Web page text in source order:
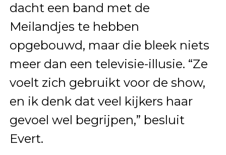
dacht een band met de
Meilandjes te hebben
opgebouwd, maar die bleek niets
meer dan een televisie-illusie. “Ze
voelt zich gebruikt voor de show,
en ik denk dat veel kijkers haar
gevoel wel begrijpen,” besluit
Evert.